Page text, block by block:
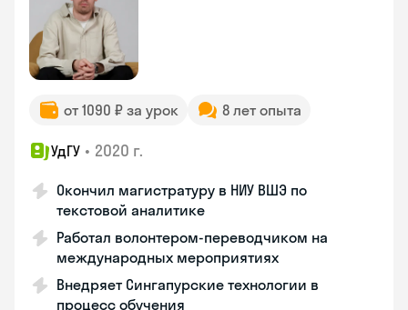
от 1090 ₽ за урок 8 лет опыта
УдГУ • 2020 г.
Окончил магистратуру в НИУ ВШЭ по
текстовой аналитике
Работал волонтером-переводчиком на
международных мероприятиях
Внедряет Сингапурские технологии в
процесс обучения